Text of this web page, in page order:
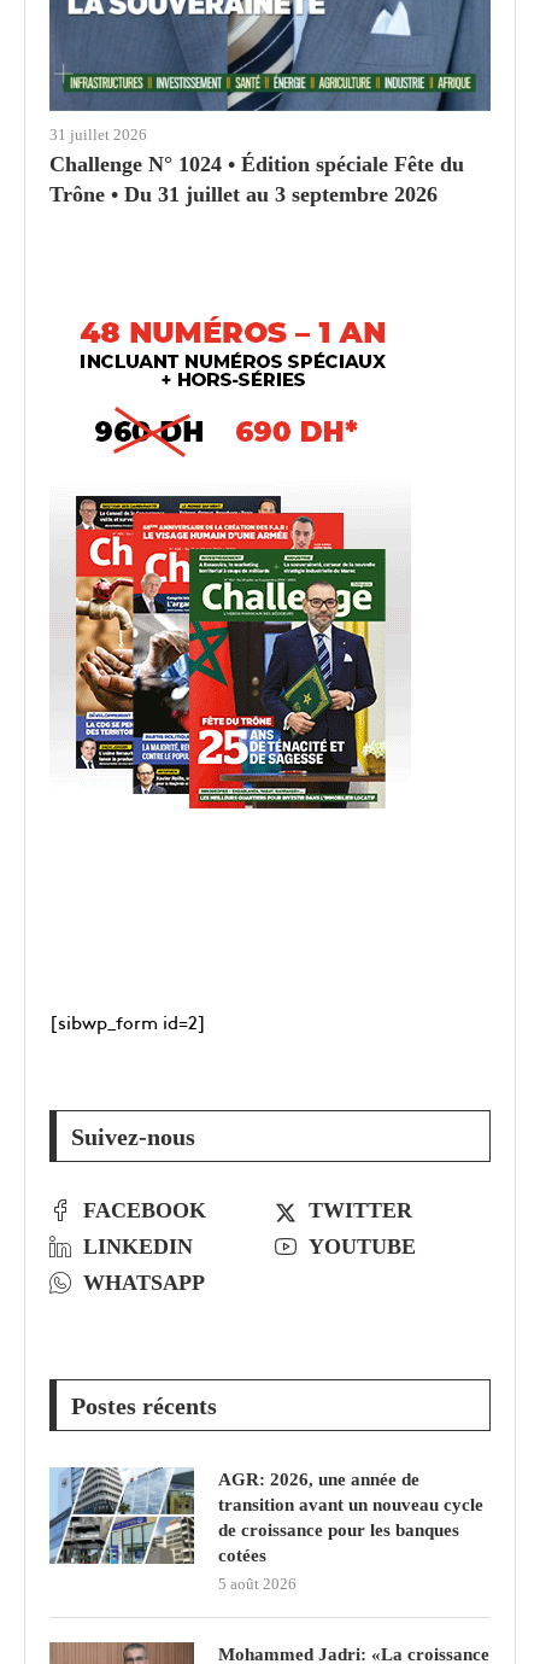
31 juillet 2026
Challenge N° 1024 • Édition spéciale Fête du
Trône • Du 31 juillet au 3 septembre 2026
[sibwp_form id=2]
Suivez-nous
FACEBOOK
TWITTER
LINKEDIN
YOUTUBE
WHATSAPP
Postes récents
AGR: 2026, une année de
transition avant un nouveau cycle
de croissance pour les banques
cotées
5 août 2026
Mohammed Jadri: «La croissance